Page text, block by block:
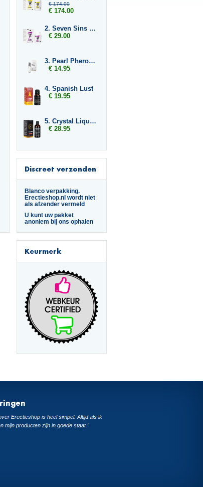
€ 174.00
€ 174.00
2. Seven Sins Lust
€ 29.00
3. Pearl Pheromones Women 14ml
€ 14.95
4. Spanish Lust
€ 19.95
5. Crystal Liquid Pleasure
€ 28.95
Discreet verzonden
Blanco verpakking.
Erectieshop.nl wordt niet
als afzender vermeld
U kunt uw pakket
anoniem bij ons ophalen
Keurmerk
Erectieshop is heel simpel. Altijd als ik
mijn producten zijn in goede staat.'